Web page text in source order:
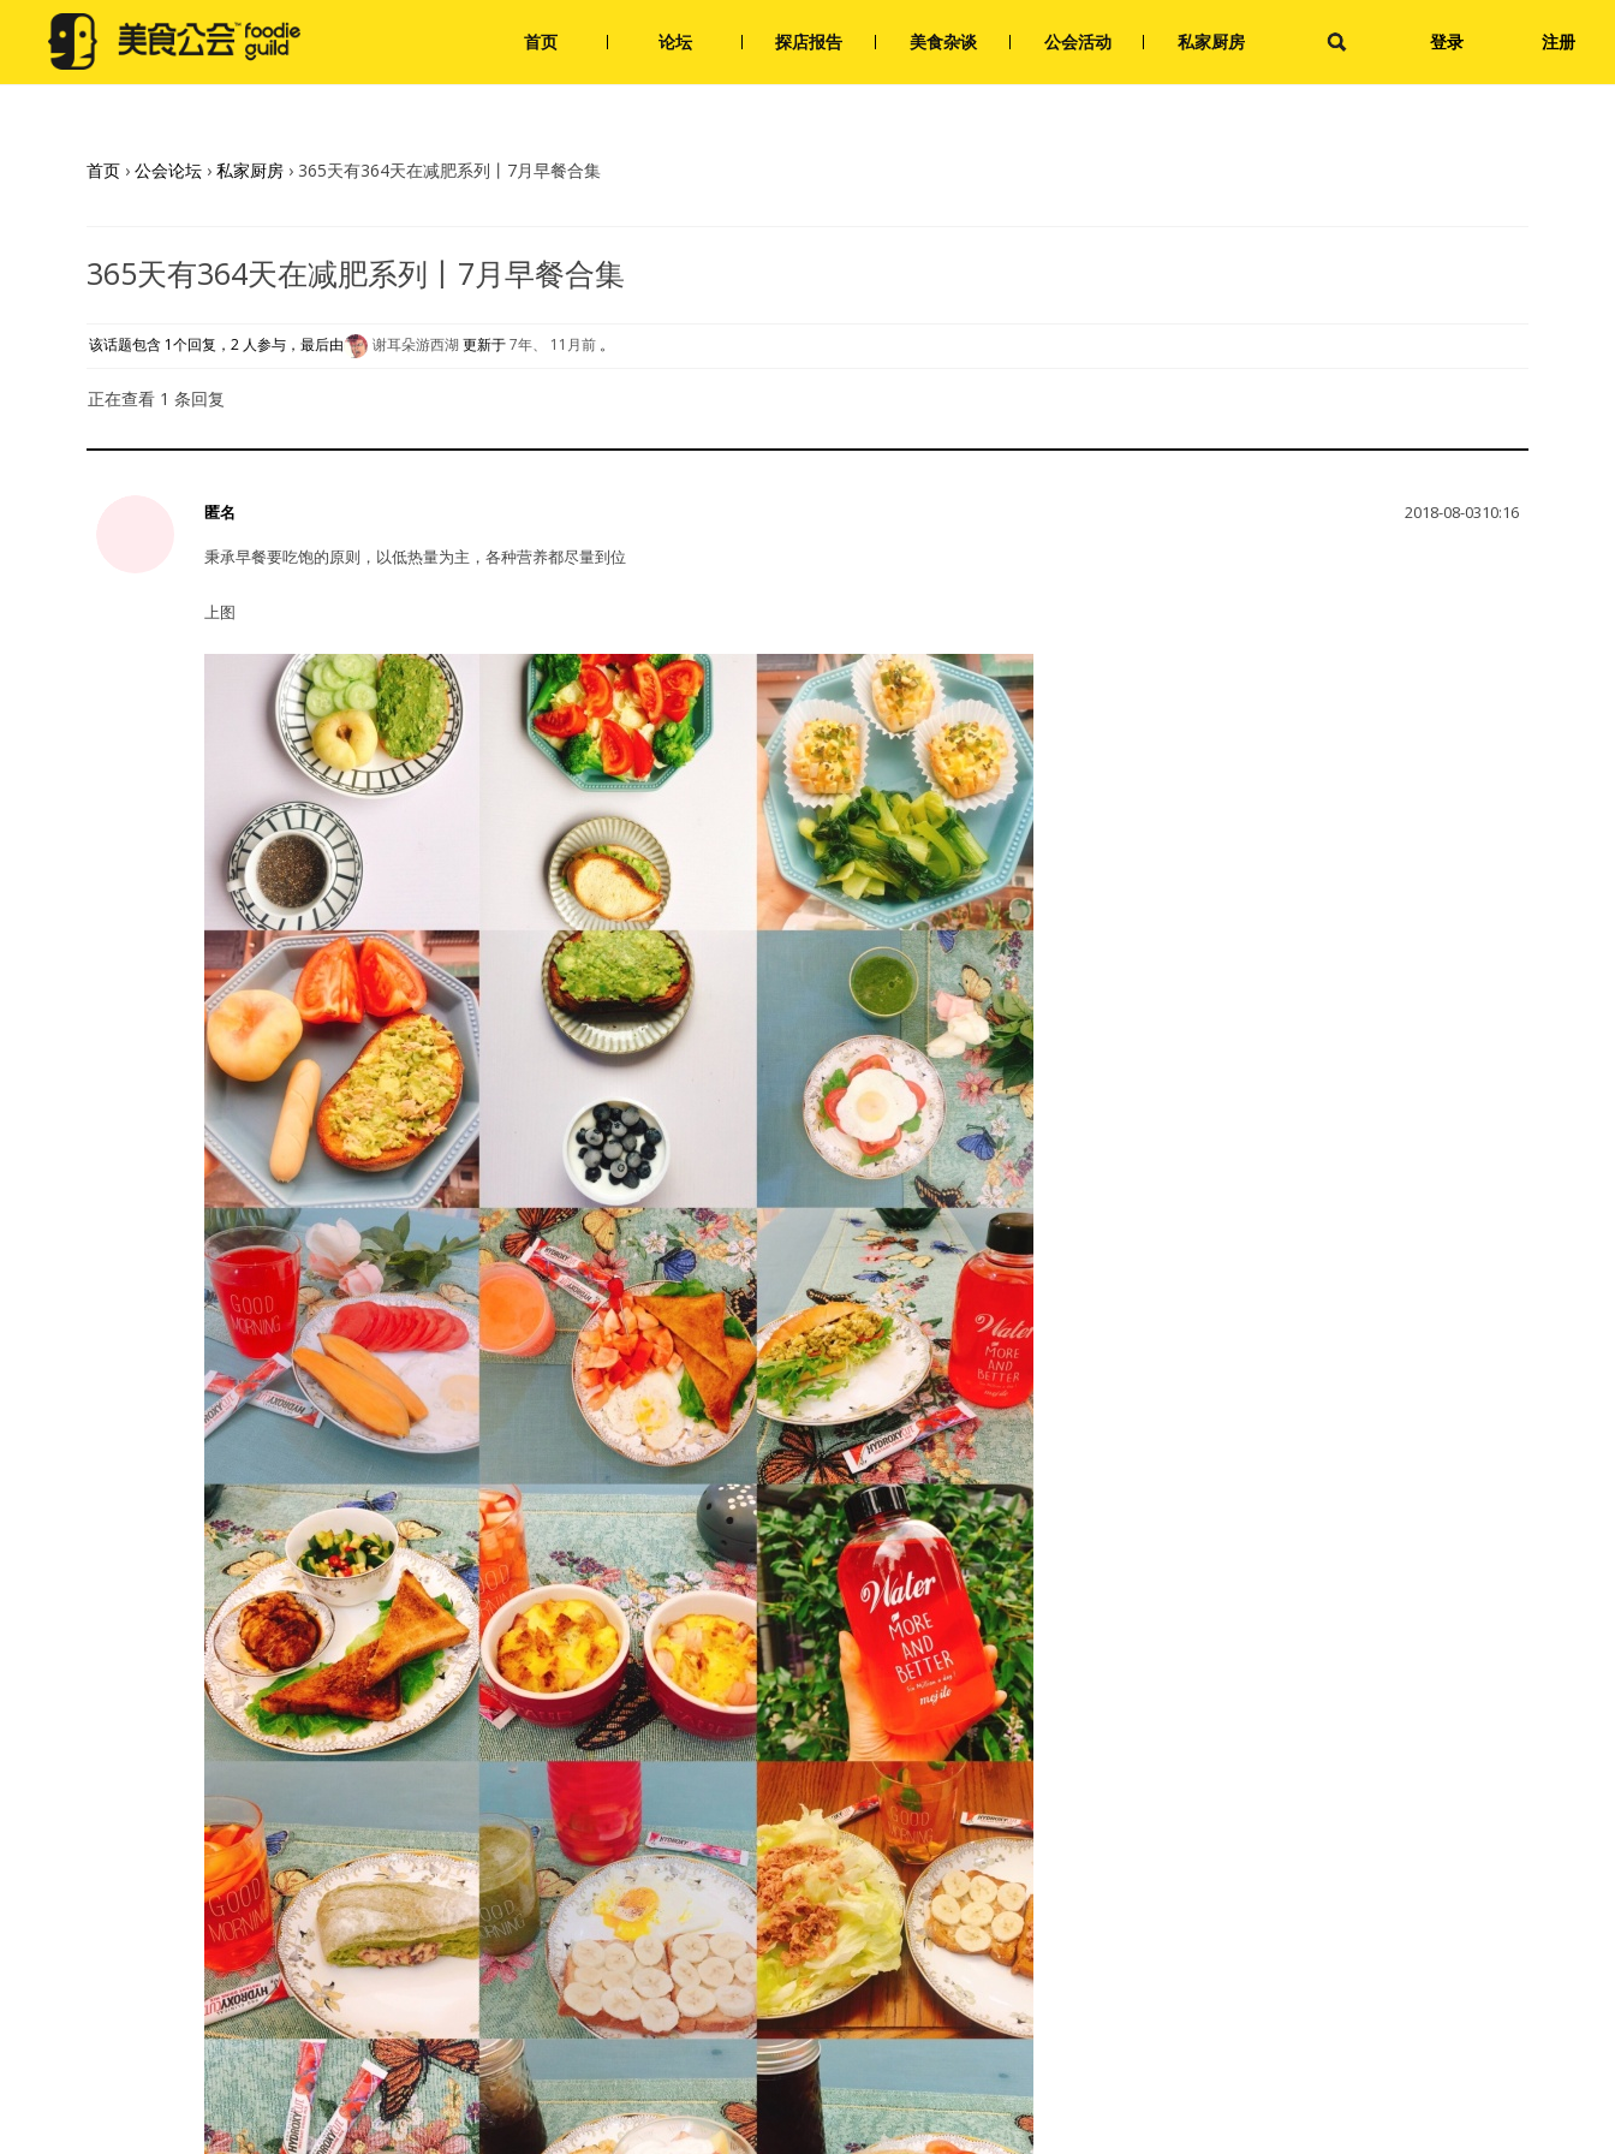
登录 注册
用户名或Email
密码
忘记密码?
记住我的登录状态
没帐号？注册一个
首页 论坛 探店报告 美食杂谈 公会活动 私家厨房
首页 › 公会论坛 › 私家厨房 › 365天有364天在减肥系列丨7月早餐合集
365天有364天在减肥系列丨7月早餐合集
该话题包含 1个回复，2 人参与，最后由 谢耳朵游西湖 更新于7年、 11月前 。
正在查看 1 条回复
匿名 2018-08-0310:16
秉承早餐要吃饱的原则，以低热量为主，各种营养都尽量到位
上图